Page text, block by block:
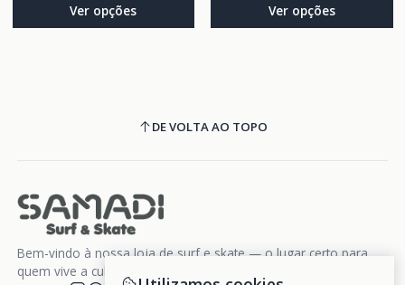
Ver opções Ver opções
DE VOLTA AO TOPO
Bem-vindo à nossa loja de surf e skate — o lugar certo para
quem vive a cultura da liberdade sobre rodas e ondas.